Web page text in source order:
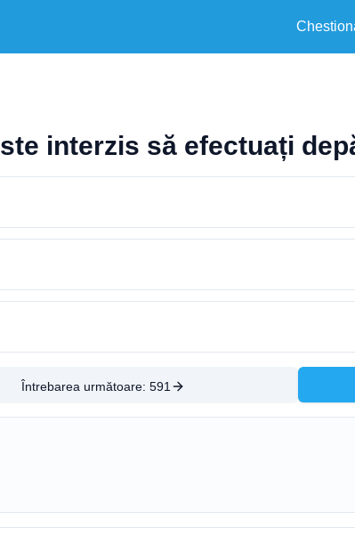
interzis să efectuați
Întrebarea următoare: 591